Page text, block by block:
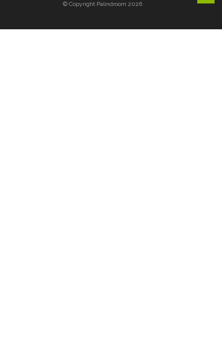
© Copyright Palindroom 2026